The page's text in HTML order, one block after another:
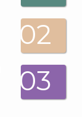
02
03